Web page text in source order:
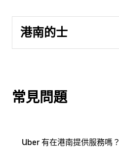
港南的士
常見問題
Uber 有在港南提供服務嗎？